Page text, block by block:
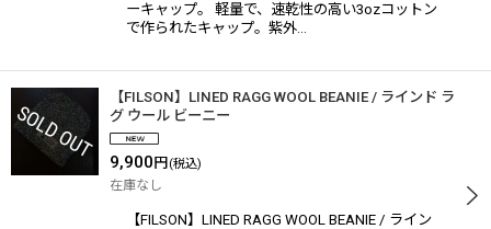
ーキャップ。 軽量で、速乾性の高い3ozコットン
で作られたキャップ。紫外…
【FILSON】LINED RAGG WOOL BEANIE / ラインド ラ
グ ウール ビーニー
9,900 円 (税込)
在庫なし
【FILSON】LINED RAGG WOOL BEANIE / ライン